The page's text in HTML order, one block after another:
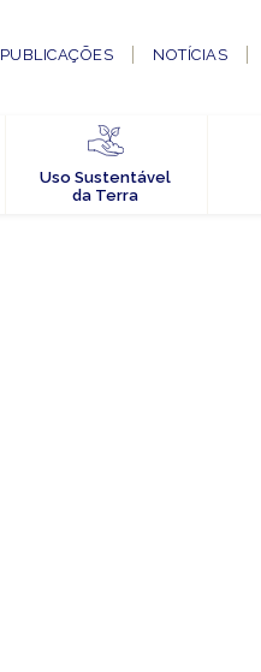
PUBLICAÇÕES NOTÍCIAS
Uso Sustentável
da Terra